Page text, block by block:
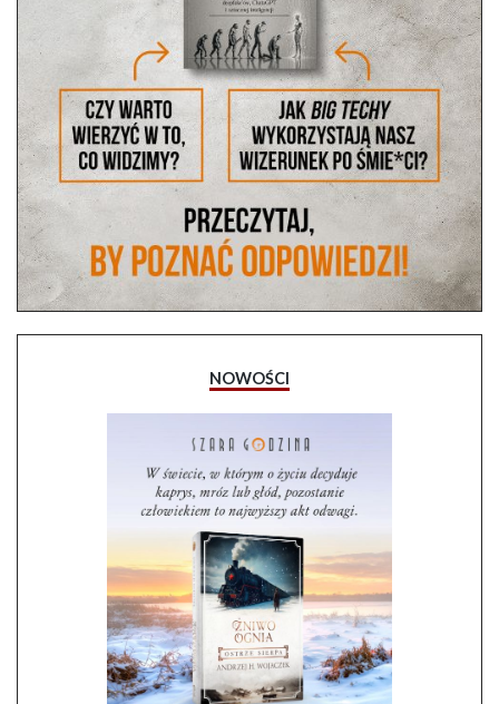
NOWOŚCI